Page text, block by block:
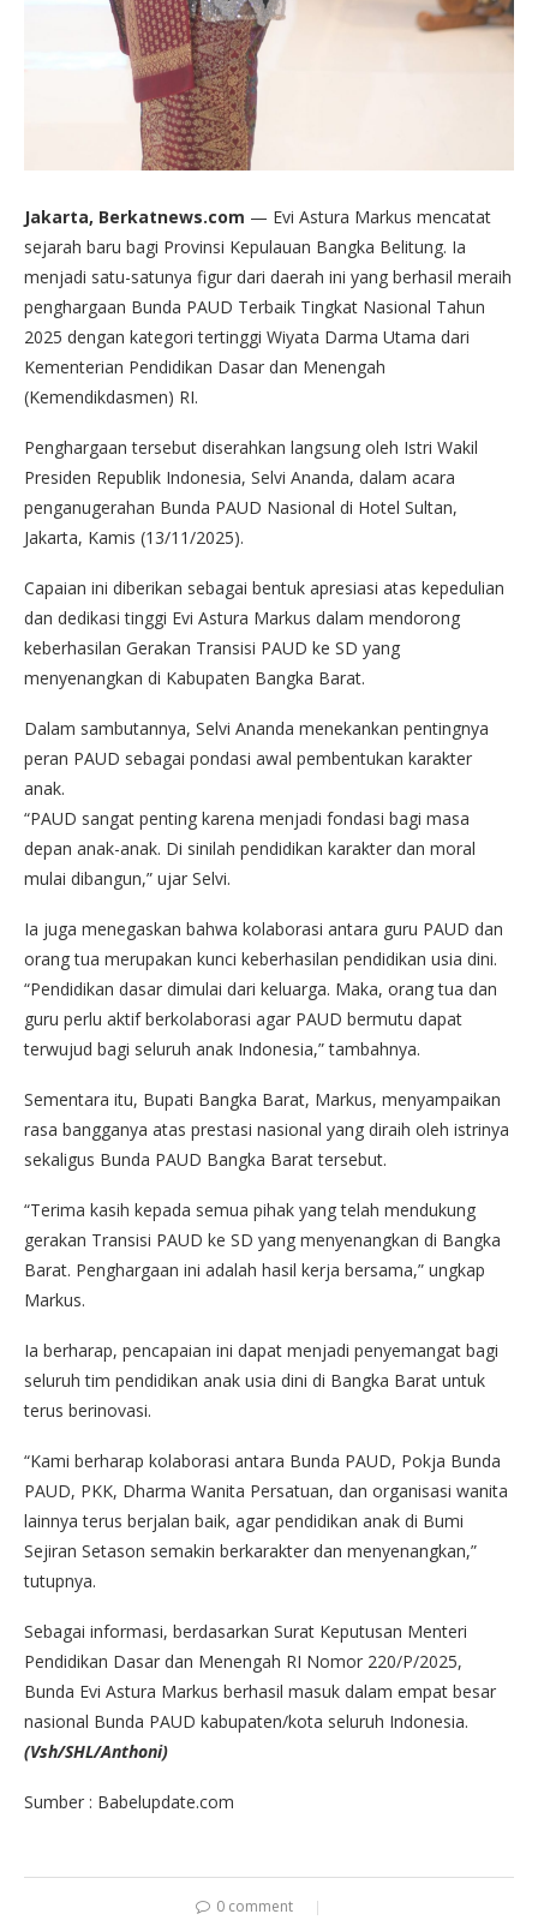
Jakarta, Berkatnews.com — Evi Astura Markus mencatat
sejarah baru bagi Provinsi Kepulauan Bangka Belitung. Ia
menjadi satu-satunya figur dari daerah ini yang berhasil meraih
penghargaan Bunda PAUD Terbaik Tingkat Nasional Tahun
2025 dengan kategori tertinggi Wiyata Darma Utama dari
Kementerian Pendidikan Dasar dan Menengah
(Kemendikdasmen) RI.
Penghargaan tersebut diserahkan langsung oleh Istri Wakil
Presiden Republik Indonesia, Selvi Ananda, dalam acara
penganugerahan Bunda PAUD Nasional di Hotel Sultan,
Jakarta, Kamis (13/11/2025).
Capaian ini diberikan sebagai bentuk apresiasi atas kepedulian
dan dedikasi tinggi Evi Astura Markus dalam mendorong
keberhasilan Gerakan Transisi PAUD ke SD yang
menyenangkan di Kabupaten Bangka Barat.
Dalam sambutannya, Selvi Ananda menekankan pentingnya
peran PAUD sebagai pondasi awal pembentukan karakter
anak.
“PAUD sangat penting karena menjadi fondasi bagi masa
depan anak-anak. Di sinilah pendidikan karakter dan moral
mulai dibangun,” ujar Selvi.
Ia juga menegaskan bahwa kolaborasi antara guru PAUD dan
orang tua merupakan kunci keberhasilan pendidikan usia dini.
“Pendidikan dasar dimulai dari keluarga. Maka, orang tua dan
guru perlu aktif berkolaborasi agar PAUD bermutu dapat
terwujud bagi seluruh anak Indonesia,” tambahnya.
Sementara itu, Bupati Bangka Barat, Markus, menyampaikan
rasa bangganya atas prestasi nasional yang diraih oleh istrinya
sekaligus Bunda PAUD Bangka Barat tersebut.
“Terima kasih kepada semua pihak yang telah mendukung
gerakan Transisi PAUD ke SD yang menyenangkan di Bangka
Barat. Penghargaan ini adalah hasil kerja bersama,” ungkap
Markus.
Ia berharap, pencapaian ini dapat menjadi penyemangat bagi
seluruh tim pendidikan anak usia dini di Bangka Barat untuk
terus berinovasi.
“Kami berharap kolaborasi antara Bunda PAUD, Pokja Bunda
PAUD, PKK, Dharma Wanita Persatuan, dan organisasi wanita
lainnya terus berjalan baik, agar pendidikan anak di Bumi
Sejiran Setason semakin berkarakter dan menyenangkan,”
tutupnya.
Sebagai informasi, berdasarkan Surat Keputusan Menteri
Pendidikan Dasar dan Menengah RI Nomor 220/P/2025,
Bunda Evi Astura Markus berhasil masuk dalam empat besar
nasional Bunda PAUD kabupaten/kota seluruh Indonesia.
(Vsh/SHL/Anthoni)
Sumber : Babelupdate.com
0 comment